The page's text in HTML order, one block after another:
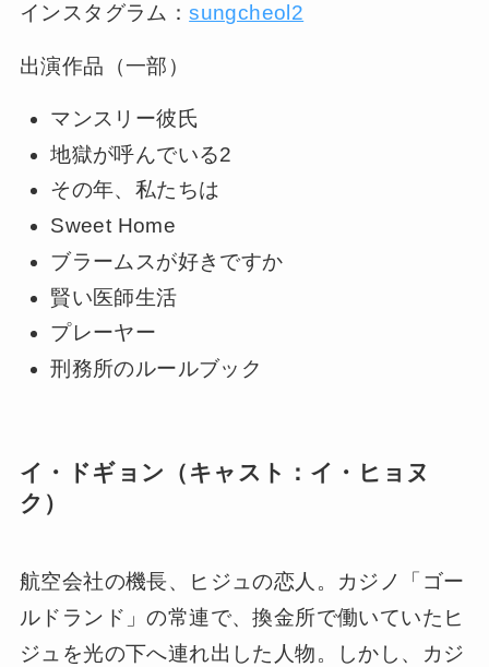
インスタグラム：sungcheol2
出演作品（一部）
マンスリー彼氏
地獄が呼んでいる2
その年、私たちは
Sweet Home
ブラームスが好きですか
賢い医師生活
プレーヤー
刑務所のルールブック
イ・ドギョン（キャスト：イ・ヒョヌ
ク）
航空会社の機長、ヒジュの恋人。カジノ「ゴー
ルドランド」の常連で、換金所で働いていたヒ
ジュを光の下へ連れ出した人物。しかし、カジ